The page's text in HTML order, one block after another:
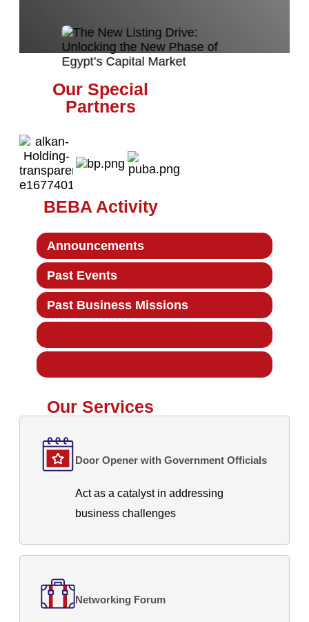
Our Special
Partners
BEBA Activity
Announcements
Past Events
Past Business Missions
Our Services
Door Opener with Government Officials
Act as a catalyst in addressing
business challenges
Networking Forum